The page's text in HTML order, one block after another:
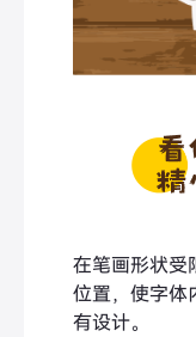
在笔画形状受
位置，使字体
有设计。